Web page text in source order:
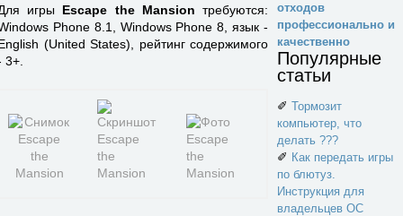
игры Escape the Mansion требуются:
Phone 8.1, Windows Phone 8, язык -
(United States), рейтинг содержимого
3+.
отходов
профессионально и
качественно
Популярные
статьи
✐ Тормозит
компьютер, что
делать ???
✐ Как передать игры
по блютуз.
Инструкция для
владельцев ОС